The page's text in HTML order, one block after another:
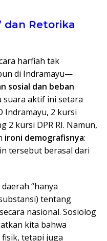
dan Retorika
harfiah tak
di Indramayu—
sosial dan beban
suara aktif ini setara
Indramayu, 2 kursi
2 kursi DPR RI. Namun,
ironi demografisnya:
tersebut berasal dari
“hanya
tentang
nasional. Sosiolog
kita bahwa
tetapi juga